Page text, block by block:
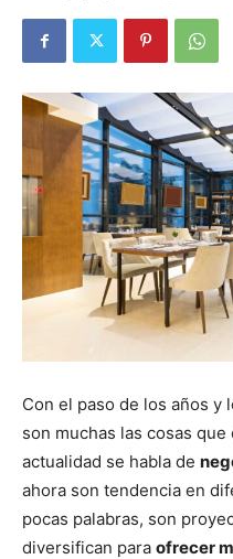
Con el paso de los años y
son muchas las cosas
actualidad se habla de
ahora son tendencia en
pocas palabras, son
diversifican para ofrecer